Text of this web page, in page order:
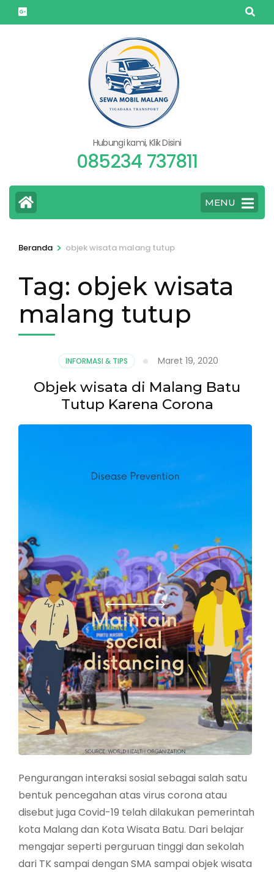
Lompat
ke
Hubungi kami, Klik Disini
085234 737811
MENU
Beranda > objek wisata malang tutup
Tag: objek wisata
malang tutup
INFORMASI & TIPS Maret 19, 2020
Objek wisata di Malang Batu
Tutup Karena Corona
Pengurangan interaksi sosial sebagai salah satu
bentuk pencegahan atas virus corona atau
disebut juga Covid-19 telah dilakukan pemerintah
kota Malang dan Kota Wisata Batu. Dari belajar
mengajar seperti perguruan tinggi dan sekolah
dari TK sampai dengan SMA sampai objek wisata